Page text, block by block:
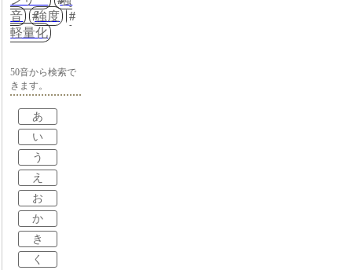
音
強度
軽量化
50音から検索で
きます。
あ
い
う
え
お
か
き
く